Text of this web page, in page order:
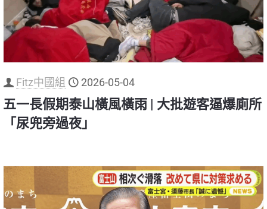
Fitz中國組 2026-05-04
五一長假期泰山橫風橫雨 | 大批遊客逼爆廁所
「尿兜旁過夜」